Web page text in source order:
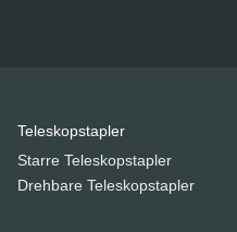
Teleskopstapler
Starre Teleskopstapler
Drehbare Teleskopstapler